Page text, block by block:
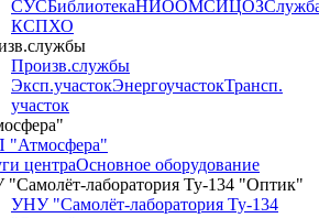
СУСБиблиотекаНИООМСИЦОЗ
КСПХО
Произв.службы
Эксп.участокЭнергоучастокТрансп.
участок
центраОсновное оборудование
лаборатория Ту-134 "Оптик"
УНУ "Самолёт-лаборатория Ту-134